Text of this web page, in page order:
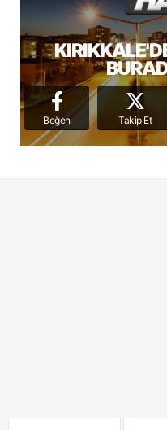
Beğen Takip Et